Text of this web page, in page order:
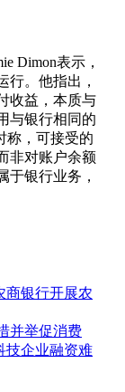
Dimon表示，
行。他指出，
收益，本质与
与银行相同的
称，可接受的
非对账户余额
于银行业务，
商银行开展农
并举促消费
技企业融资难